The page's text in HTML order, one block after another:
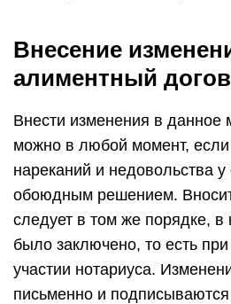
Внесение
алиментный
Внести изменения в данное
можно в любой момент,
нареканий и недовольства
обоюдным решением.
следует в том же порядке, в
было заключено, то есть
участии нотариуса.
письменно и